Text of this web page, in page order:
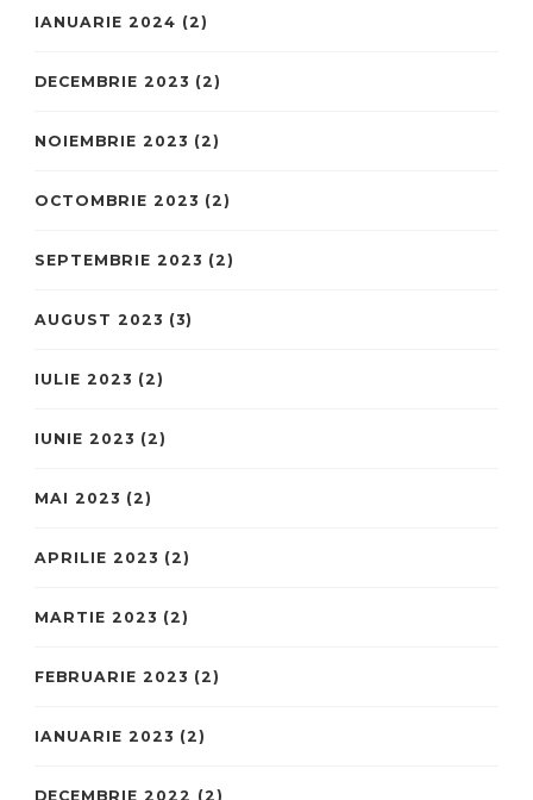
IANUARIE 2024 (2)
DECEMBRIE 2023 (2)
NOIEMBRIE 2023 (2)
OCTOMBRIE 2023 (2)
SEPTEMBRIE 2023 (2)
AUGUST 2023 (3)
IULIE 2023 (2)
IUNIE 2023 (2)
MAI 2023 (2)
APRILIE 2023 (2)
MARTIE 2023 (2)
FEBRUARIE 2023 (2)
IANUARIE 2023 (2)
DECEMBRIE 2022 (2)